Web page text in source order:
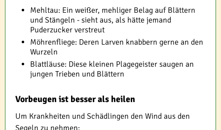
Mehltau: Ein weißer, mehliger Belag auf Blättern
und Stängeln - sieht aus, als hätte jemand
Puderzucker verstreut
Möhrenfliege: Deren Larven knabbern gerne an den
Wurzeln
Blattläuse: Diese kleinen Plagegeister saugen an
jungen Trieben und Blättern
Vorbeugen ist besser als heilen
Um Krankheiten und Schädlingen den Wind aus den
Segeln zu nehmen: